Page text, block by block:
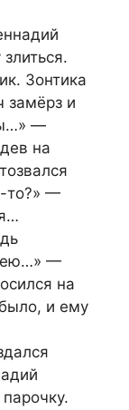
Зонтика
замёрз и
—
на
то?» —
—
на
и ему